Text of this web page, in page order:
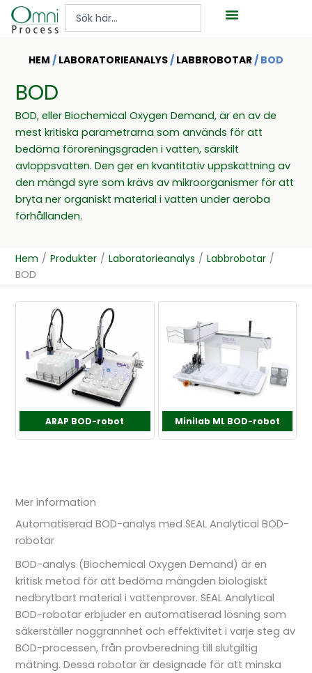
Hoppa
Search
HEM / LABORATORIEANALYS / LABBROBOTAR / BOD
BOD
BOD, eller Biochemical Oxygen Demand, är en av de
mest kritiska parametrarna som används för att
bedöma föroreningsgraden i vatten, särskilt
avloppsvatten. Den ger en kvantitativ uppskattning av
den mängd syre som krävs av mikroorganismer för att
bryta ner organiskt material i vatten under aeroba
förhållanden.
Hem / Produkter / Laboratorieanalys / Labbrobotar /
BOD
ARAP BOD-robot Minilab ML BOD-robot
Mer information
Automatiserad BOD-analys med SEAL Analytical BOD-
robotar
BOD-analys (Biochemical Oxygen Demand) är en
kritisk metod för att bedöma mängden biologiskt
nedbrytbart material i vattenprover. SEAL Analytical
BOD-robotar erbjuder en automatiserad lösning som
säkerställer noggrannhet och effektivitet i varje steg av
BOD-processen, från provberedning till slutgiltig
mätning. Dessa robotar är designade för att minska